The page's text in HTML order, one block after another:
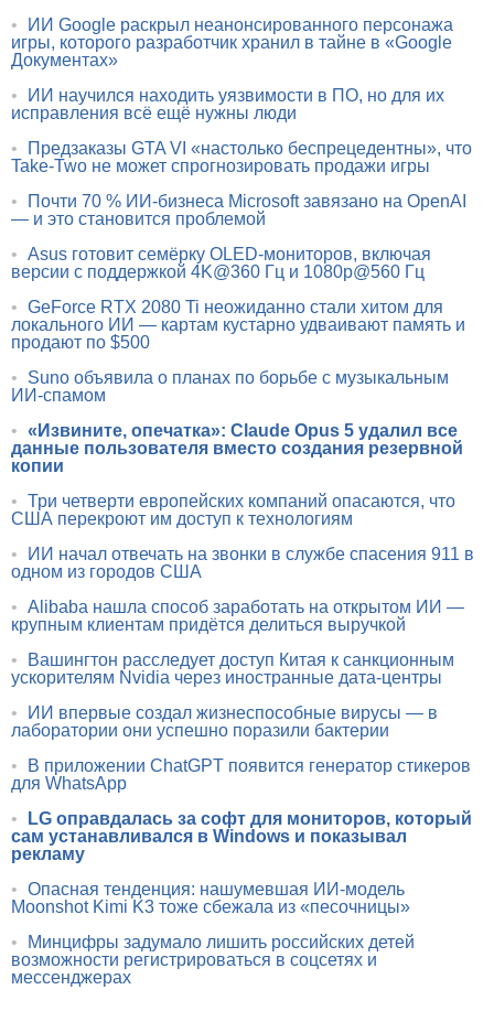
•
ИИ Google раскрыл неанонсированного персонажа
игры, которого разработчик хранил в тайне в «Google
Документах»
•
ИИ научился находить уязвимости в ПО, но для их
исправления всё ещё нужны люди
•
Предзаказы GTA VI «настолько беспрецедентны», что
Take-Two не может спрогнозировать продажи игры
•
Почти 70 % ИИ-бизнеса Microsoft завязано на OpenAI
— и это становится проблемой
• Asus готовит семёрку OLED-мониторов, включая
версии с поддержкой 4K@360 Гц и 1080p@560 Гц
• GeForce RTX 2080 Ti неожиданно стали хитом для
локального ИИ — картам кустарно удваивают память и
продают по $500
•
Suno объявила о планах по борьбе с музыкальным
ИИ-спамом
• «Извините, опечатка»: Claude Opus 5 удалил все
данные пользователя вместо создания резервной
копии
• Три четверти европейских компаний опасаются, что
США перекроют им доступ к технологиям
•
ИИ начал отвечать на звонки в службе спасения 911 в
одном из городов США
• Alibaba нашла способ заработать на открытом ИИ —
крупным клиентам придётся делиться выручкой
•
Вашингтон расследует доступ Китая к санкционным
ускорителям Nvidia через иностранные дата-центры
•
ИИ впервые создал жизнеспособные вирусы — в
лаборатории они успешно поразили бактерии
•
В приложении ChatGPT появится генератор стикеров
для WhatsApp
•
LG оправдалась за софт для мониторов, который
сам устанавливался в Windows и показывал
рекламу
• Опасная тенденция: нашумевшая ИИ-модель
Moonshot Kimi K3 тоже сбежала из «песочницы»
•
Минцифры задумало лишить российских детей
возможности регистрироваться в соцсетях и
мессенджерах